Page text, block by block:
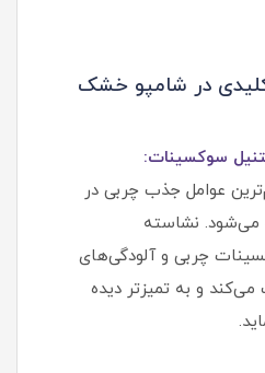
در شامپو خشک
سوکسینات:
عوامل جذب چربی در
نشاسته
چربی و آلودگی‌های
و به تمیزتر دیده